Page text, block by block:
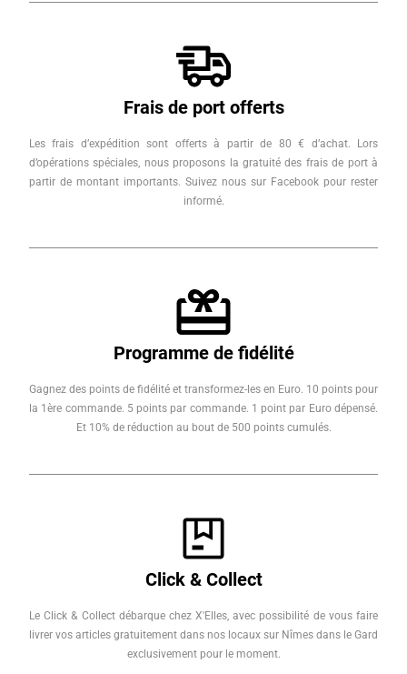
Frais de port offerts
Les frais d’expédition sont offerts à partir de 80 € d’achat. Lors
d’opérations spéciales, nous proposons la gratuité des frais de port à
partir de montant importants. Suivez nous sur Facebook pour rester
informé.
Programme de fidélité
Gagnez des points de fidélité et transformez-les en Euro. 10 points pour
la 1ère commande. 5 points par commande. 1 point par Euro dépensé.
Et 10% de réduction au bout de 500 points cumulés.
Click & Collect
Le Click & Collect débarque chez X'Elles, avec possibilité de vous faire
livrer vos articles gratuitement dans nos locaux sur Nîmes dans le Gard
exclusivement pour le moment.